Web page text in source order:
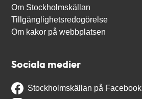
Om Stockholmskällan
Tillgänglighetsredogörelse
Om kakor på webbplatsen
Sociala medier
Stockholmskällan på Facebook